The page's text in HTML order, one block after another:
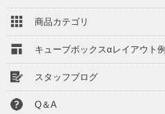
商品カテゴリ
キューブボックスαレイアウト例
スタッフブログ
Q＆A